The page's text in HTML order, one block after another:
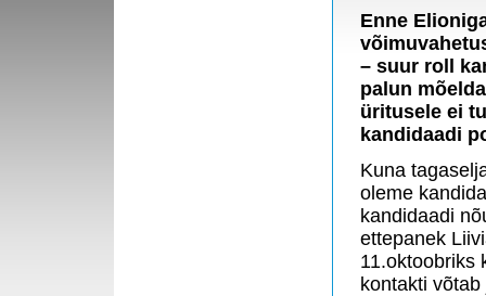
Enne
– suur roll
palun
üritusele ei
kandidaadi
Kuna
oleme
kandidaadi
ettepanek
11.oktoobriks
kontakti